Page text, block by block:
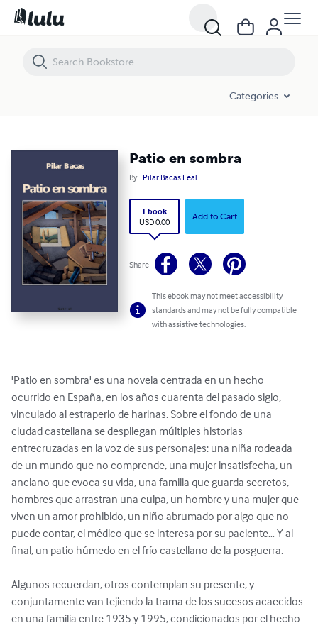
Categories
Patio en sombra
By Pilar Bacas Leal
Ebook
USD 0.00
Add to Cart
Share
This ebook may not meet accessibility
standards and may not be fully compatible
with assistive technologies.
'Patio en sombra' es una novela centrada en un hecho
ocurrido en España, en los años cuarenta del pasado siglo,
vinculado al estraperlo de harinas. Sobre el fondo de una
ciudad castellana se despliegan múltiples historias
entrecruzadas en la voz de sus personajes: una niña rodeada
de un mundo que no comprende, una mujer insatisfecha, un
anciano que evoca su vida, una familia que guarda secretos,
hombres que arrastran una culpa, un hombre y una mujer que
viven un amor prohibido, un niño abrumado por algo que no
puede contar, el médico que se interesa por su paciente… Y al
final, un patio húmedo en el frío castellano de la posguerra.
Algunos recuerdan, otros contemplan su presente, y
conjuntamente van tejiendo la trama de los sucesos acaecidos
en una familia entre 1935 y 1995, condicionados por el hecho
Patio en sombra